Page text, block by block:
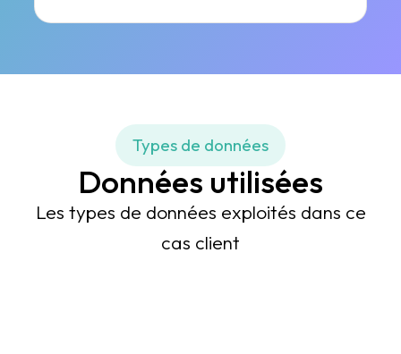
Types de données
Données utilisées
Les types de données exploités dans ce
cas client